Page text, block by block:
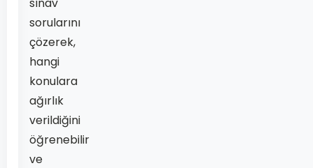
sorularını
çözerek,
hangi
konulara
ağırlık
verildiğini
öğrenebilir
ve